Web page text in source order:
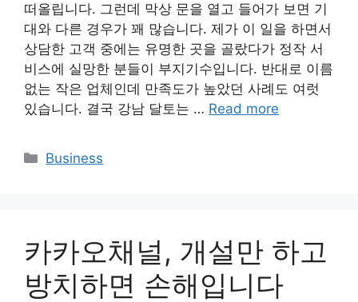
떠올립니다. 그런데 막상 문을 열고 들어가 보면 기
대와 다른 경우가 꽤 많습니다. 제가 이 일을 하면서
상담한 고객 중에는 유명한 곳을 골랐다가 정작 서
비스에 실망한 분들이 부지기수입니다. 반대로 이름
없는 작은 업체인데 만족도가 높았던 사례도 여럿
있습니다. 결국 강남 달토는 … Read more
Categories
Business
카카오채널, 개설만 하고
방치하면 손해입니다